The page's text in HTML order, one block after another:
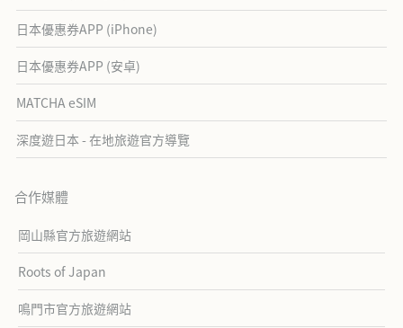
日本優惠券APP (iPhone)
日本優惠券APP (安卓)
MATCHA eSIM
深度遊日本 - 在地旅遊官方導覽
合作媒體
岡山縣官方旅遊網站
Roots of Japan
鳴門市官方旅遊網站